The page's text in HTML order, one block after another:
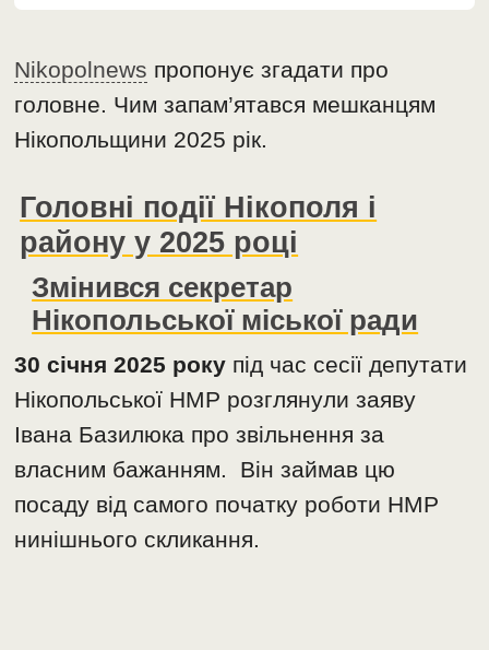
Nikopolnews пропонує згадати про
головне. Чим запам’ятався мешканцям
Нікопольщини 2025 рік.
Головні події Нікополя і
району у 2025 році
Змінився секретар
Нікопольської міської ради
30 січня 2025 року під час сесії депутати
Нікопольської НМР розглянули заяву
Івана Базилюка про звільнення за
власним бажанням. Він займав цю
посаду від самого початку роботи НМР
нинішнього скликання.